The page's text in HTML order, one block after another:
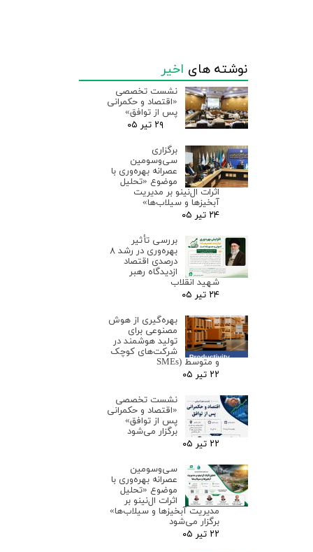
نوشته های اخیر
نشست تخصصی
«اقتصاد و حکمرانی
پس از توافق»
۲۹ تیر ۰۵
برگزاری
سی‌وسومین
عصرانه بهره‌وری با
موضوع «تحلیل
اثرات ال‌نینو بر مدیریت
آبخیزها و سیلاب‌ها»
۲۴ تیر ۰۵
بررسی تأثیر
بهره‌وری در رشد ۸
درصدی اقتصاد
ازدیدگاه رهبر
شهید انقلاب
۲۴ تیر ۰۵
بهره‌گیری از هوش
مصنوعی برای
تولید هوشمند در
شرکت‌های کوچک
و متوسط (SMEs
۲۲ تیر ۰۵
نشست تخصصی
«اقتصاد و حکمرانی
پس از توافق»
برگزار می‌شود
۲۲ تیر ۰۵
سی‌وسومین
عصرانه بهره‌وری با
موضوع «تحلیل
اثرات ال‌نینو بر
مدیریت آبخیزها و سیلاب‌ها»
برگزار می‌شود
۲۲ تیر ۰۵